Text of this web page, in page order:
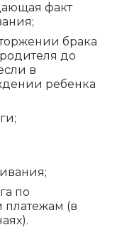
факт
брака
до
в
ребенка
по
(в